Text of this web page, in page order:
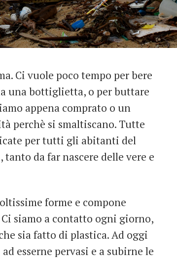
Ci vuole poco tempo per bere
una bottiglietta, o per buttare
appena comprato o un
perchè si smaltiscano. Tutte
per tutti gli abitanti del
da far nascere delle vere e
forme e compone
siamo a contatto ogni giorno,
sia fatto di plastica. Ad oggi
esserne pervasi e a subirne le